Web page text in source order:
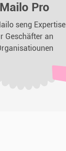
Mailo Pro
seng Expertise
Geschäfter an